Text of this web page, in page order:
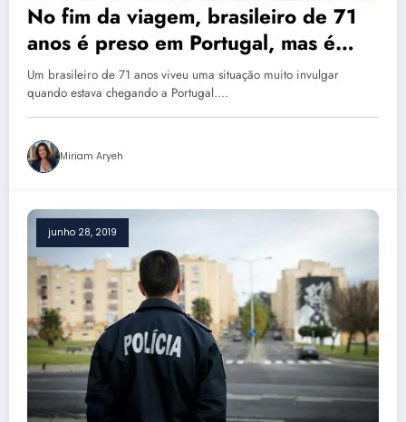
No fim da viagem, brasileiro de 71
anos é preso em Portugal, mas é
liberado 50 dias depois
Um brasileiro de 71 anos viveu uma situação muito invulgar
quando estava chegando a Portugal.…
Miriam Aryeh
junho 28, 2019